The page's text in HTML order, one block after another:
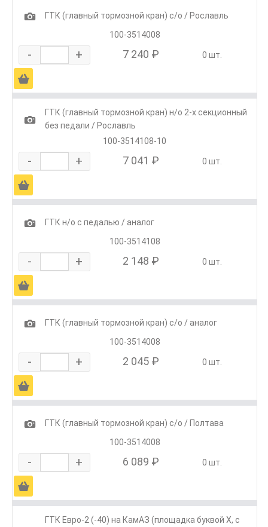
1
ГТК (главный тормозной кран) с/о / Рославль
100-3514008
- + 7 240 ₽ 0 шт.
Ä
1
ГТК (главный тормозной кран) н/о 2-х секционный
без педали / Рославль
100-3514108-10
- + 7 041 ₽ 0 шт.
Ä
1
ГТК н/о с педалью / аналог
100-3514108
- + 2 148 ₽ 0 шт.
Ä
1
ГТК (главный тормозной кран) с/о / аналог
100-3514008
- + 2 045 ₽ 0 шт.
Ä
1
ГТК (главный тормозной кран) с/о / Полтава
100-3514008
- + 6 089 ₽ 0 шт.
Ä
ГТК Евро-2 (-40) на КамАЗ (площадка буквой Х, с